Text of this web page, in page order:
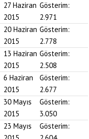
27 Haziran
2015
Gösterim:
2.971
20 Haziran
2015
Gösterim:
2.778
13 Haziran
2015
Gösterim:
2.508
6 Haziran
2015
Gösterim:
2.677
30 Mayıs
2015
Gösterim:
3.050
23 Mayıs
Gösterim: